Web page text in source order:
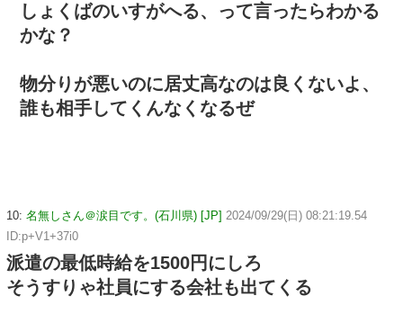
しょくばのいすがへる、って言ったらわかる
かな？
物分りが悪いのに居丈高なのは良くないよ、
誰も相手してくんなくなるぜ
10: 名無しさん＠涙目です。(石川県) [JP] 2024/09/29(日) 08:21:19.54
ID:p+V1+37i0
派遣の最低時給を1500円にしろ
そうすりゃ社員にする会社も出てくる